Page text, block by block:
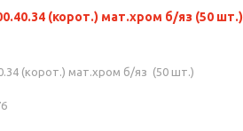
(корот.) мат.хром б/яз (50 шт.)
(корот.) мат.хром б/яз (50 шт.)